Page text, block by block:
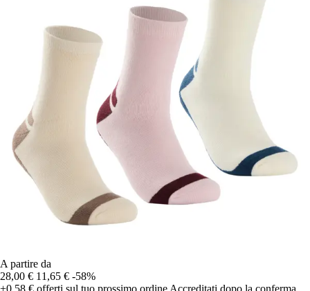
A partire da
28,00 € 11,65 € -58%
+0,58 € offerti sul tuo prossimo ordine Accreditati dopo la conferma